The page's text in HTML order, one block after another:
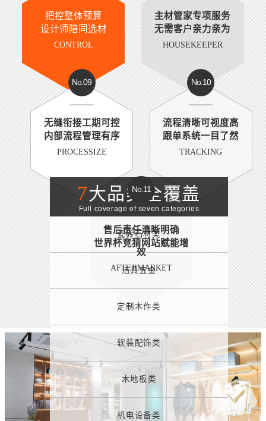
把控整体预算
设计师陪同选材
CONTROL
主材管家专项服务
无需客户亲力亲为
HOUSEKEEPER
No.09
无缝衔接工期可控
内部流程管理有序
PROCESSIZE
No.10
流程清晰可视度高
跟单系统一目了然
TRACKING
No.11
售后责任清晰明确
世界杯竞猜网站赋能增
效
AFTERMARKET
7大品类全覆盖
Full coverage of seven categories
瓷砖石材类
洁具五金
定制木作类
软装配饰类
木地板类
机电设备类